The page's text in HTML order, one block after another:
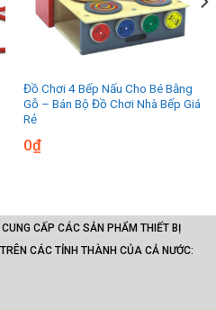
Đồ Chơi 4 Bếp Nấu Cho Bé Bằng
Gỗ – Bán Bộ Đồ Chơi Nhà Bếp Giá
Rẻ
0₫
CẤP CÁC SẢN PHẨM THIẾT BỊ
CÁC TỈNH THÀNH CỦA CẢ NƯỚC: